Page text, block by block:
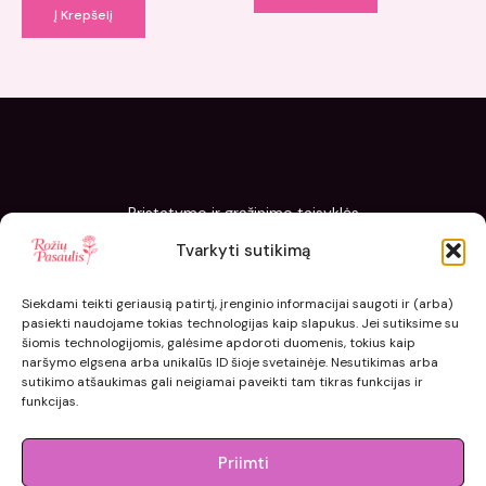
Tvarkyti sutikimą
Siekdami teikti geriausią patirtį, įrenginio informacijai saugoti ir (arba)
pasiekti naudojame tokias technologijas kaip slapukus. Jei sutiksime su
šiomis technologijomis, galėsime apdoroti duomenis, tokius kaip
naršymo elgsena arba unikalūs ID šioje svetainėje. Nesutikimas arba
sutikimo atšaukimas gali neigiamai paveikti tam tikras funkcijas ir
funkcijas.
Priimti
Į Krepšelį
Pristatymo ir grąžinimo taisyklės
Slapukų politika